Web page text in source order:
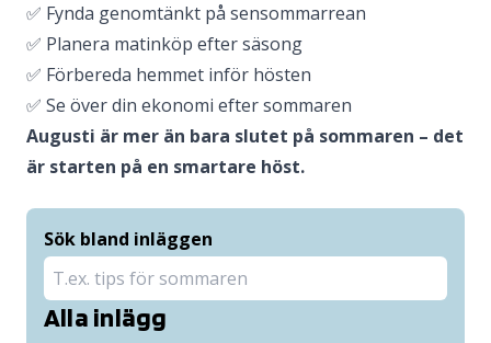
✅ Fynda genomtänkt på sensommarrean
✅ Planera matinköp efter säsong
✅ Förbereda hemmet inför hösten
✅ Se över din ekonomi efter sommaren
Augusti är mer än bara slutet på sommaren – det
är starten på en smartare höst.
Sök bland inläggen
Alla inlägg